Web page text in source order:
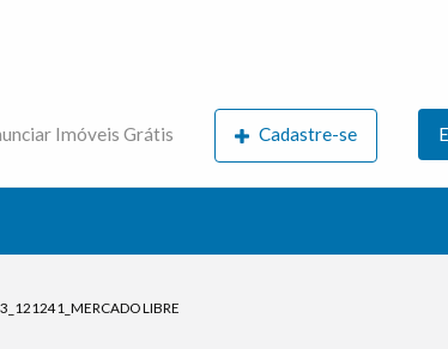
Imóveis Grátis Cadastre-se
LIBRE